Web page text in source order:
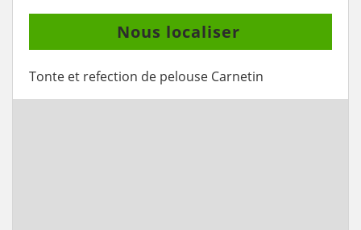
Nous localiser
Tonte et refection de pelouse Carnetin